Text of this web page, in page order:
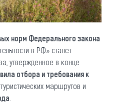
норм Федерального закона
в РФ» станет
утвержденное в конце
отбора и требования к
маршрутов и